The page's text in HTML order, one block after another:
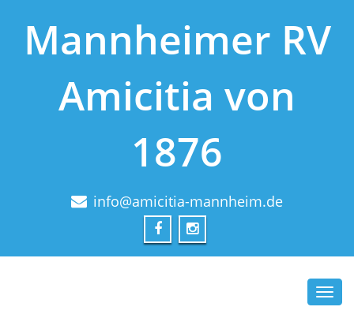
Mannheimer RV
Amicitia von
1876
info@amicitia-mannheim.de